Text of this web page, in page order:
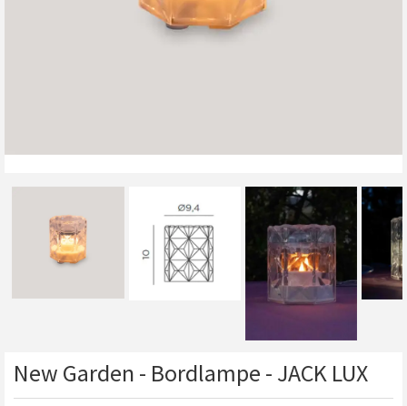
New Garden - Bordlampe - JACK LUX